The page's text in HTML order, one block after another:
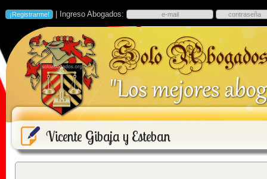
| Ingreso Abogados:
Vicente Gibaja y Esteban